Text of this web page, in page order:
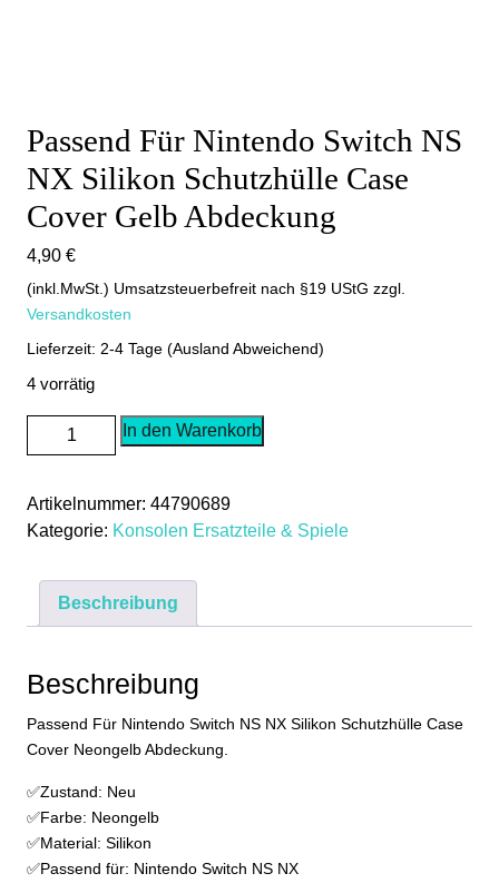
Passend Für Nintendo Switch NS
NX Silikon Schutzhülle Case
Cover Gelb Abdeckung
4,90 €
(inkl.MwSt.) Umsatzsteuerbefreit nach §19 UStG zzgl.
Versandkosten
Lieferzeit: 2-4 Tage (Ausland Abweichend)
4 vorrätig
Passend
Für
Switch
NS
Silikon
Schutzhülle
Gelb
Abdeckung
Menge
In den Warenkorb
Artikelnummer: 44790689
Kategorie: Konsolen Ersatzteile & Spiele
Beschreibung
Beschreibung
Passend Für Nintendo Switch NS NX Silikon Schutzhülle Case
Cover Neongelb Abdeckung.
✅Zustand: Neu
✅Farbe: Neongelb
✅Material: Silikon
✅Passend für: Nintendo Switch NS NX